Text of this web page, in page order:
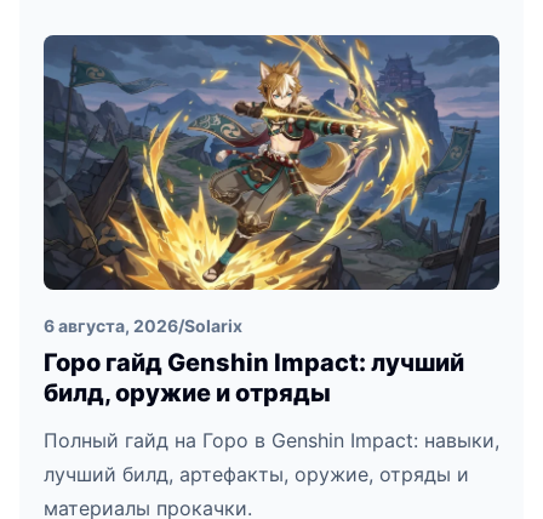
6 августа, 2026/Solarix
Горо гайд Genshin Impact: лучший
билд, оружие и отряды
Полный гайд на Горо в Genshin Impact: навыки,
лучший билд, артефакты, оружие, отряды и
материалы прокачки.